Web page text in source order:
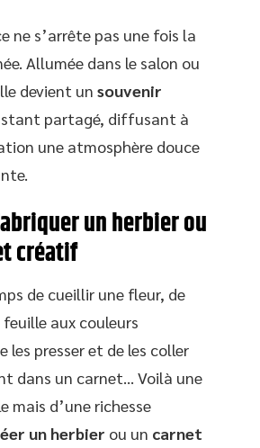
ne s’arrête pas une fois la
Allumée dans le salon ou
devient un souvenir
partagé, diffusant à
une atmosphère douce
un herbier ou
créatif
de cueillir une fleur, de
aux couleurs
les presser et de les coller
dans un carnet… Voilà une
mais d’une richesse
un herbier ou un carnet